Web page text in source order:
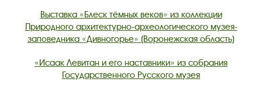
Выставка «Блеск тёмных веков» из коллекции
Природного архитектурно-археологического музея-
заповедника «Дивногорье» (Воронежская область)
«Исаак Левитан и его наставники» из собрания
Государственного Русского музея